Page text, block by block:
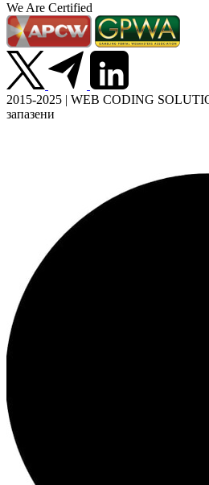
We Are Certified
2015-2025 | WEB CODING
запазени